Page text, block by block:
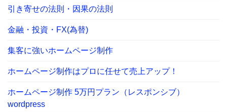
引き寄せの法則・因果の法則
金融・投資・FX(為替)
集客に強いホームページ制作
ホームページ制作はプロに任せて売上アップ！
ホームページ制作 5万円プラン（レスポンシブ）
wordpress